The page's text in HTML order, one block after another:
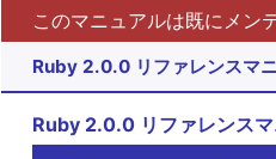
このマニュアルは既にメン
Ruby 2.0.0 リファレンスマ
Ruby 2.0.0 リファレンス